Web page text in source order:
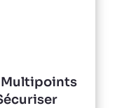
Multipoints